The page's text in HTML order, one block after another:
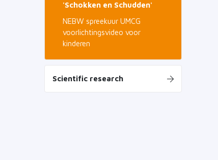
'Schokken en Schudden'
NEBW spreekuur UMCG
voorlichtingsvideo voor
kinderen
Scientific research